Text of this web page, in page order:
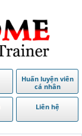
Huấn luyện viên
cá nhân
Liên hệ